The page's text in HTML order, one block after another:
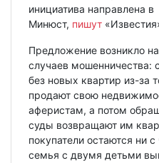
инициатива направлена в
Минюст, пишут
Предложение возникло
случаев мошенничества:
без новых квартир из-за
продают свою
аферистам, а потом
суды возвращают им
покупатели остаются ни
семья с двумя детьми